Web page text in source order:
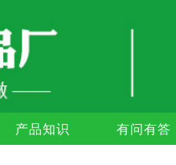
产品知识 有问有答